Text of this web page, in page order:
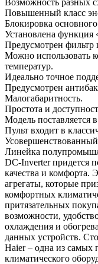
Повышенный класс
Блокировка
Установлена функция
Предусмотрен фильтр
Можно использовать
температур.
Идеально точное
Предусмотрен
Малогабаритность.
Простота и
Модель поставляется
Пульт входит в
Линейка
DC-Inverter придется
качества и комфорта.
агрегаты, которые
комфортных
притязательных
возможности,
охлаждения и
данных устройств.
Haier – одна из
климатического